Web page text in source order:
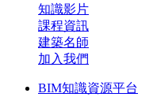
知識影片
課程資訊
建築名師
加入我們
BIM知識資源平台